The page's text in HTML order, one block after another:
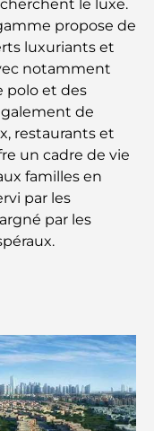
inégalé pour
Dubaï : votre
de Ramadan
parfaite du café et
Jumeirah Golf
Meets
le luxe.
propose de
luxuriants et
notamment
polo et des
de
restaurants et
un cadre de vie
familles en
par les
par les